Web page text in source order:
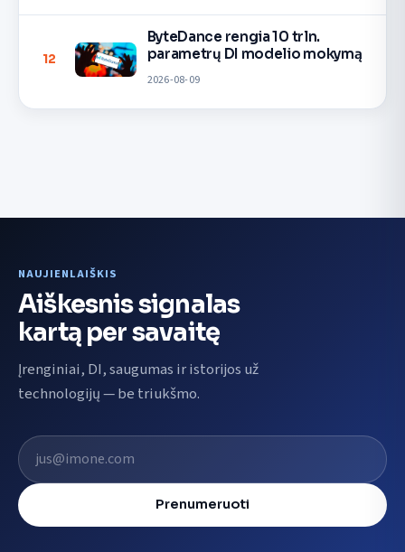
12
ByteDance rengia 10 trln.
parametrų DI modelio mokymą
2026-08-09
NAUJIENLAIŠKIS
Aiškesnis signalas
kartą per savaitę
Įrenginiai, DI, saugumas ir istorijos už
technologijų — be triukšmo.
El. pašto adresas
Prenumeruoti